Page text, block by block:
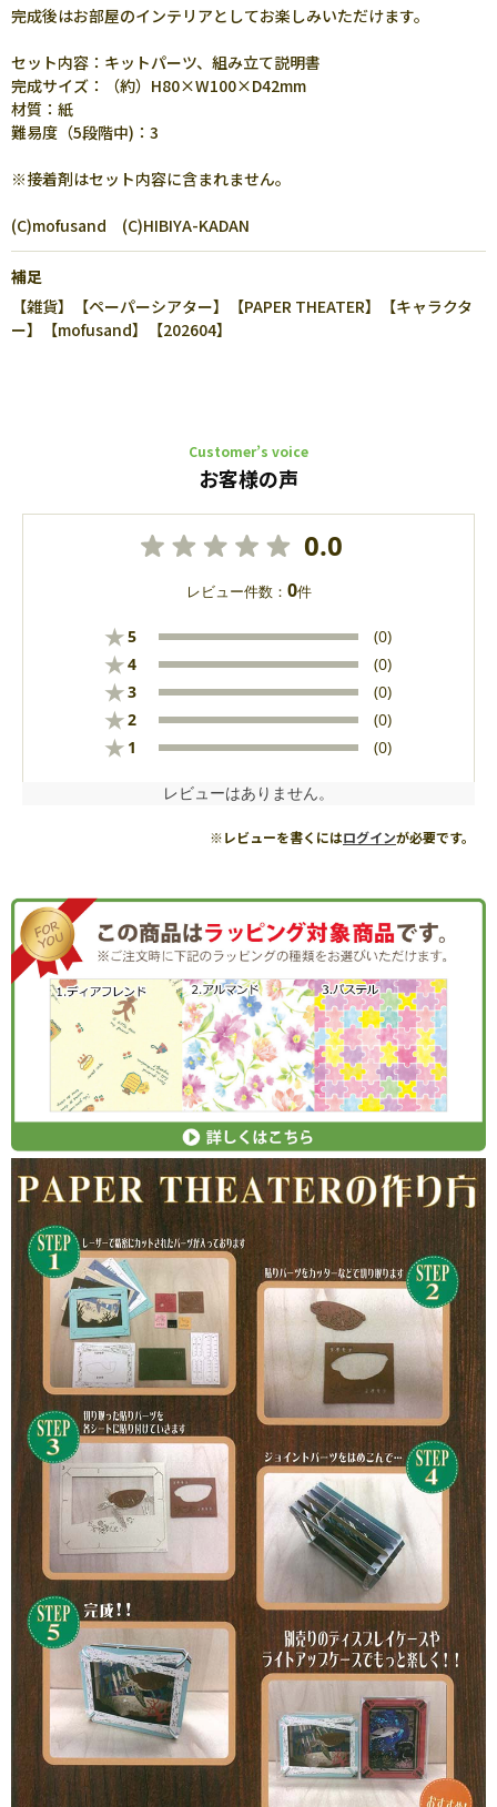
完成後はお部屋のインテリアとしてお楽しみいただけます。
セット内容：キットパーツ、組み立て説明書
完成サイズ：（約）H80×W100×D42mm
材質：紙
難易度（5段階中)：3
※接着剤はセット内容に含まれません。
(C)mofusand (C)HIBIYA-KADAN
補足
【雑貨】【ペーパーシアター】【PAPER THEATER】【キャラクタ
ー】【mofusand】【202604】
Customer’s voice
お客様の声
0.0
レビュー件数： 0件
★5 (0)
★4 (0)
★3 (0)
★2 (0)
★ 1 (0)
レビューはありません。
※レビューを書くにはログインが必要です。